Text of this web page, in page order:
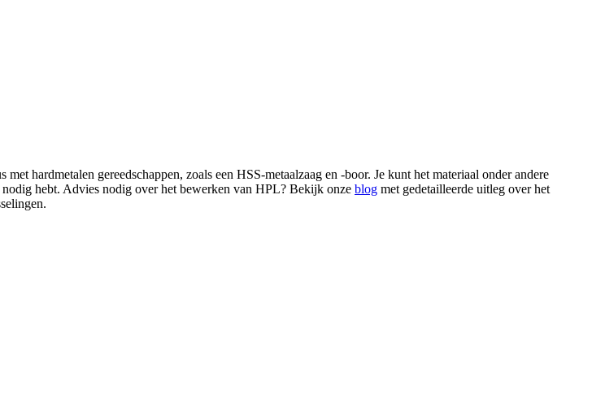
hardmetalen gereedschappen, zoals een HSS-metaalzaag en -boor. Je kunt het materiaal onder andere
hebt. Advies nodig over het bewerken van HPL? Bekijk onze blog met gedetailleerde uitleg over het